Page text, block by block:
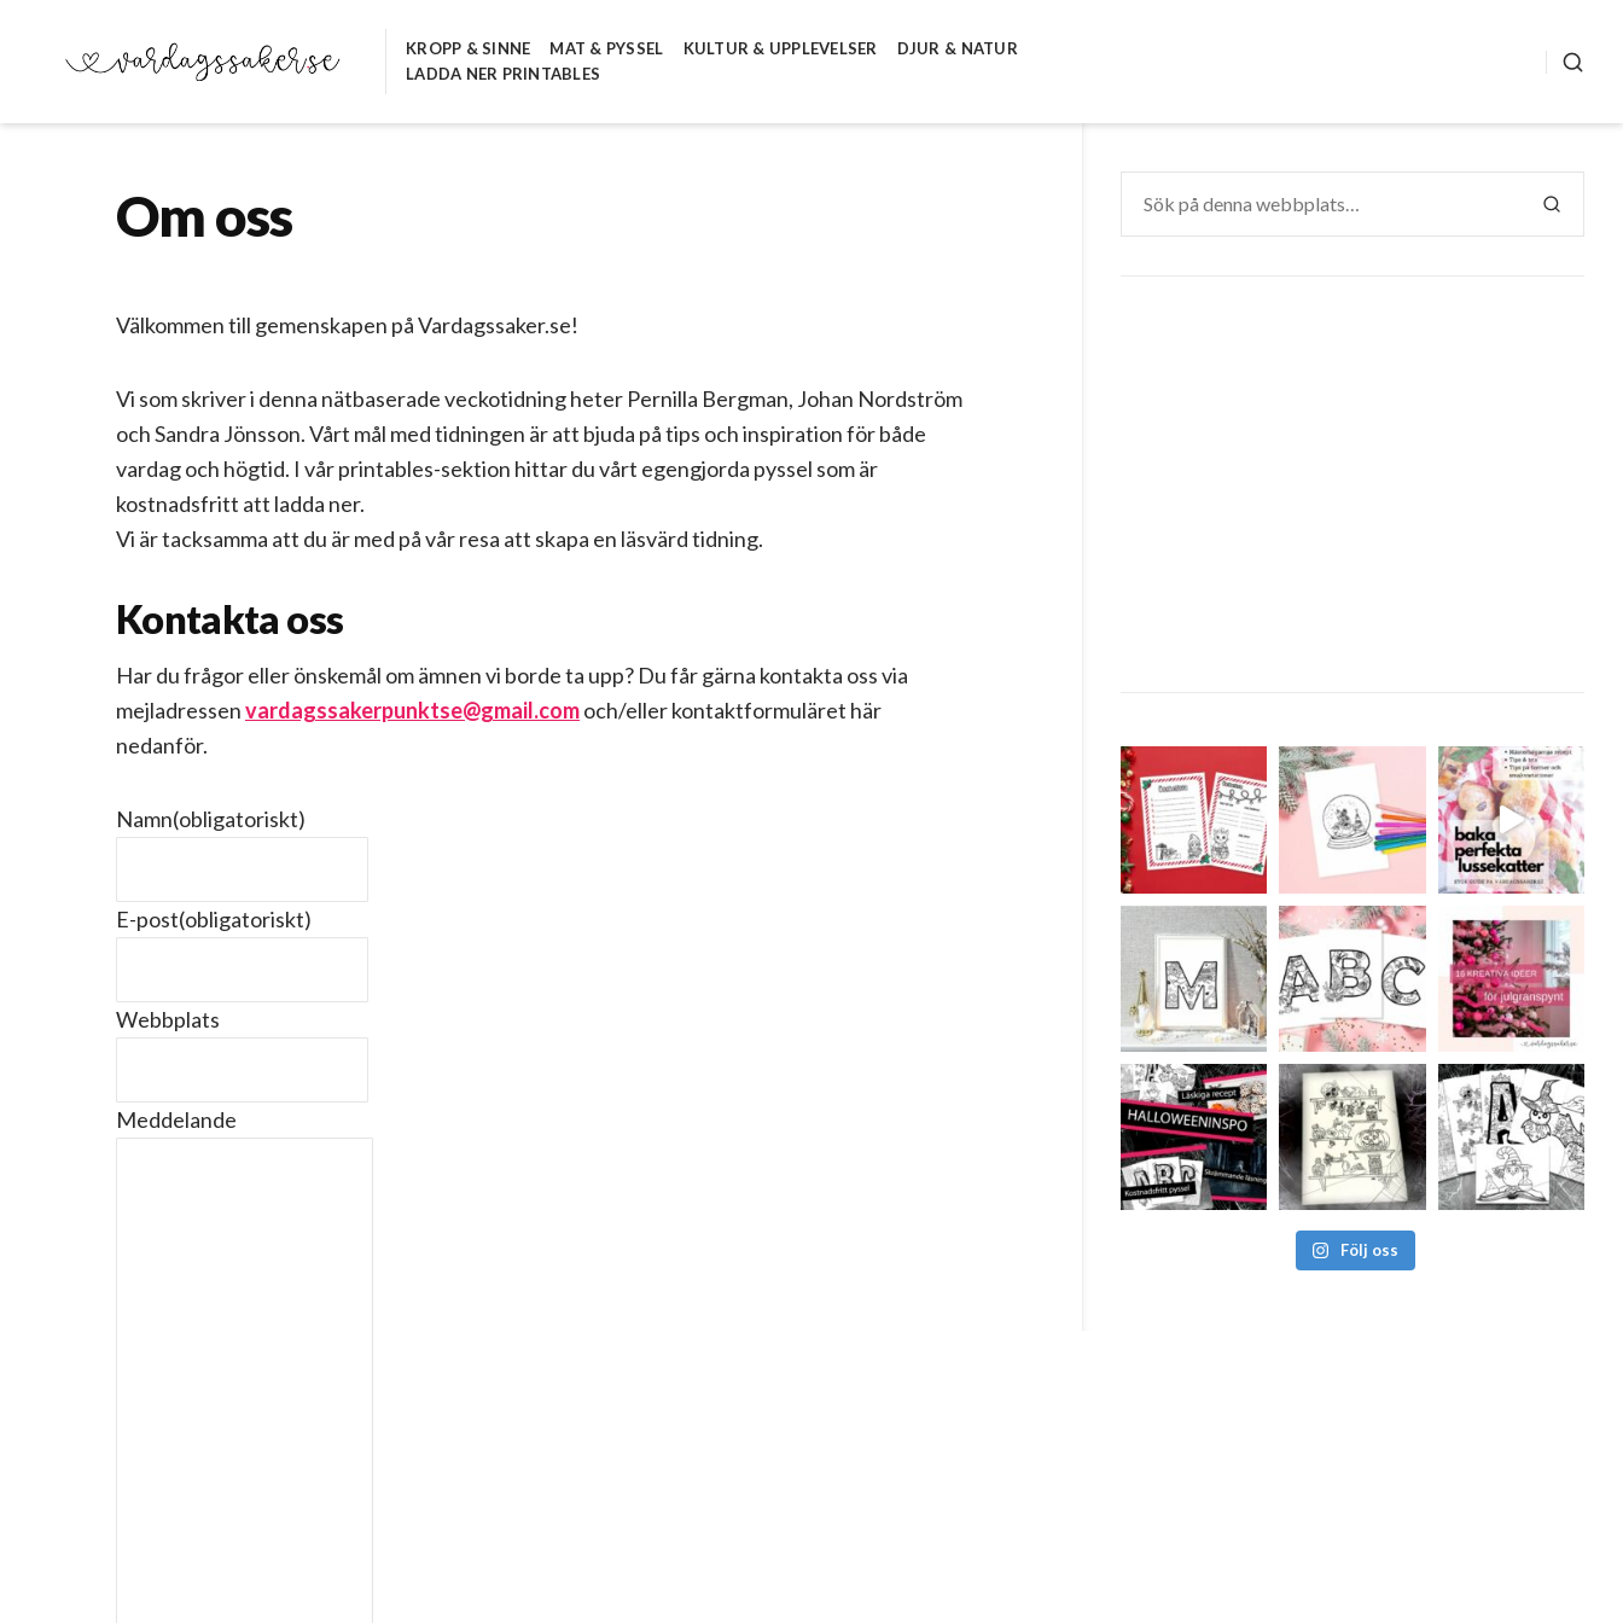
VARDAGSSAKER.SE
KROPP & SINNE MAT & PYSSEL KULTUR & UPPLEVELSER
DJUR & NATUR
LADDA NER PRINTABLES
Om oss
Välkommen till gemenskapen på Vardagssaker.se!
Vi som skriver i denna nätbaserade veckotidning heter Pernilla Bergman, Johan Nordström
och Sandra Jönsson. Vårt mål med tidningen är att bjuda på tips och inspiration för både
vardag och högtid. I vår printables-sektion hittar du vårt egengjorda pyssel som är
kostnadsfritt att ladda ner.
Vi är tacksamma att du är med på vår resa att skapa en läsvärd tidning.
Kontakta oss
Har du frågor eller önskemål om ämnen vi borde ta upp? Du får gärna kontakta oss via
mejladressenvardagssakerpunktse@gmail.comoch/eller kontaktformuläret här
nedanför.
Namn(obligatoriskt)
E-post(obligatoriskt)
Webbplats
Meddelande
efter:
SÖK
Följ oss